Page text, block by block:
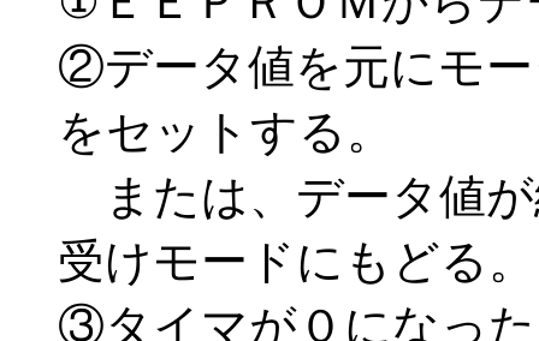
②データ値を元にモ
をセットする。
または、データ値
受けモードにもどる。
③タイマが０になっ